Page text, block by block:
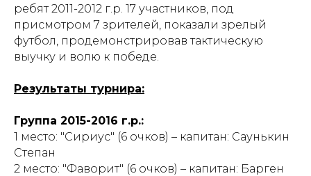
ребят 2011-2012 г.р. 17 участников, под
присмотром 7 зрителей, показали зрелый
футбол, продемонстрировав тактическую
выучку и волю к победе.
Результаты турнира:
Группа 2015-2016 г.р.:
1 место: "Сириус" (6 очков) – капитан: Саунькин
Степан
2 место: "Фаворит" (6 очков) – капитан: Барген